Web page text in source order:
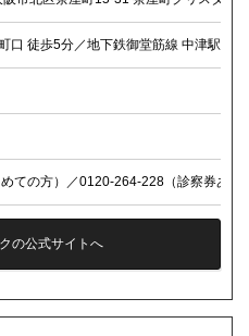
口 徒歩5分／地下鉄御堂筋線 中津駅 4番
ての方）／0120-264-228（診察券あり
の公式サイトへ